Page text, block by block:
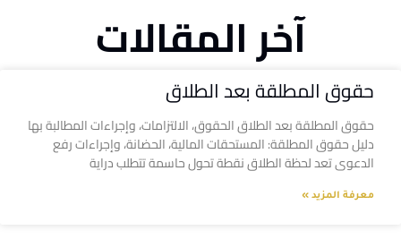
آخر المقالات
حقوق المطلقة بعد الطلاق
حقوق المطلقة بعد الطلاق الحقوق، الالتزامات، وإجراءات المطالبة بها
دليل حقوق المطلقة: المستحقات المالية، الحضانة، وإجراءات رفع
الدعوى تعد لحظة الطلاق نقطة تحول حاسمة تتطلب دراية
معرفة المزيد »